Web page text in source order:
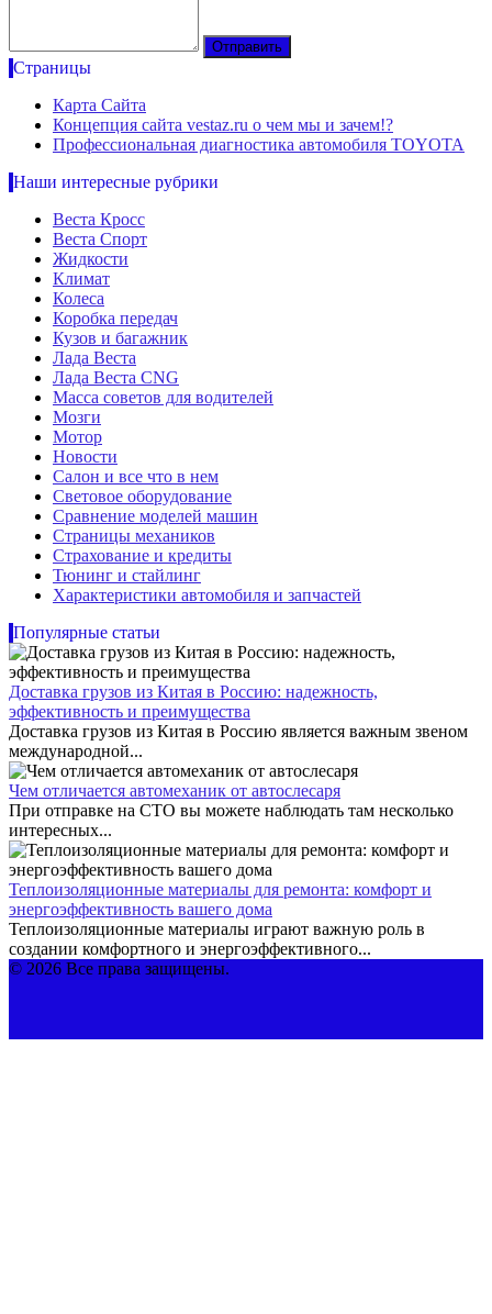
Страницы
Карта Сайта
Концепция сайта vestaz.ru о чем мы и зачем!?
Профессиональная диагностика автомобиля TOYOTA
Наши интересные рубрики
Веста Кросс
Веста Спорт
Жидкости
Климат
Колеса
Коробка передач
Кузов и багажник
Лада Веста
Лада Веста CNG
Масса советов для водителей
Мозги
Мотор
Новости
Салон и все что в нем
Световое оборудование
Сравнение моделей машин
Страницы механиков
Страхование и кредиты
Тюнинг и стайлинг
Характеристики автомобиля и запчастей
Популярные статьи
Доставка грузов из Китая в Россию: надежность,
эффективность и преимущества
Доставка грузов из Китая в Россию является важным звеном
международной...
Чем отличается автомеханик от автослесаря
При отправке на СТО вы можете наблюдать там несколько
интересных...
Теплоизоляционные материалы для ремонта: комфорт и
энергоэффективность вашего дома
Теплоизоляционные материалы играют важную роль в
создании комфортного и энергоэффективного...
© 2026 Все права защищены.